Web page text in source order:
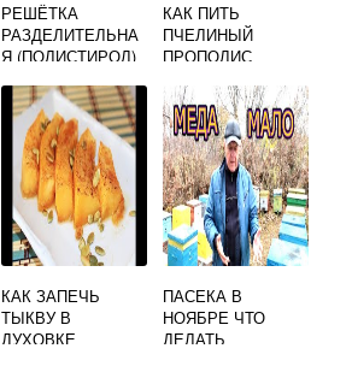
РЕШЁТКА
РАЗДЕЛИТЕЛЬНА
Я (ПОЛИСТИРОЛ)
КАК ПИТЬ
ПЧЕЛИНЫЙ
ПРОПОЛИС
КАК ЗАПЕЧЬ
ТЫКВУ В
ДУХОВКЕ
ПАСЕКА В
НОЯБРЕ ЧТО
ДЕЛАТЬ